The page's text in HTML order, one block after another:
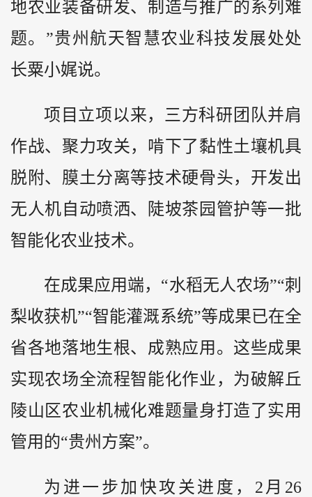
地农业装备研发、制造与推广的系列难
题。”贵州航天智慧农业科技发展处处
长粟小娓说。
项目立项以来，三方科研团队并肩
作战、聚力攻关，啃下了黏性土壤机具
脱附、膜土分离等技术硬骨头，开发出
无人机自动喷洒、陡坡茶园管护等一批
智能化农业技术。
在成果应用端，“水稻无人农场”“刺
梨收获机”“智能灌溉系统”等成果已在全
省各地落地生根、成熟应用。这些成果
实现农场全流程智能化作业，为破解丘
陵山区农业机械化难题量身打造了实用
管用的“贵州方案”。
为进一步加快攻关进度，2月26